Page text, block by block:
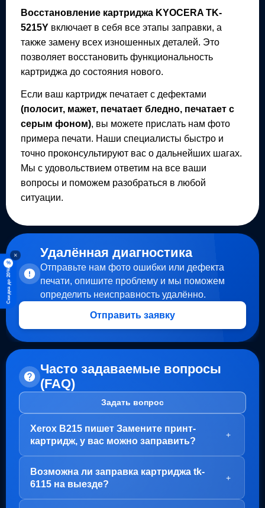
×
%
Скидка до 20%
Восстановление картриджа KYOCERA TK-
5215Y включает в себя все этапы заправки, а
также замену всех изношенных деталей. Это
позволяет восстановить функциональность
картриджа до состояния нового.
Если ваш картридж печатает с дефектами
(полосит, мажет, печатает бледно, печатает с
серым фоном), вы можете прислать нам фото
примера печати. Наши специалисты быстро и
точно проконсультируют вас о дальнейших шагах.
Мы с удовольствием ответим на все ваши
вопросы и поможем разобраться в любой
ситуации.
Удалённая диагностика
Отправьте нам фото ошибки или дефекта
печати, опишите проблему и мы поможем
определить неисправность удалённо.
Отправить заявку
Часто задаваемые вопросы
(FAQ)
Задать вопрос
Xerox B215 пишет Замените принт-
картридж, у вас можно заправить?
+
В вашем случае, заправка картриджа не требуется.
Проблема с блоком барабана (Принт-картридж), у
него просто закончился ресурс.
Возможна ли заправка картриджа tk-
6115 на выезде?
+